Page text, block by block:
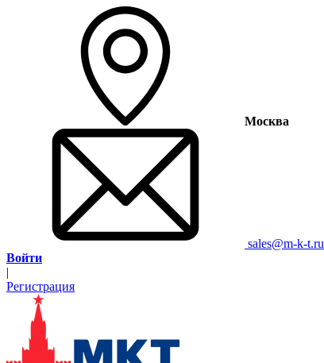
Москва
sales@m-k-t.ru
Войти
|
Регистрация